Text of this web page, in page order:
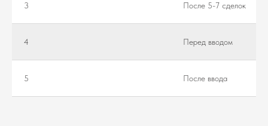
3 После 5-7 сделок
4 Перед вводом
5 После ввода